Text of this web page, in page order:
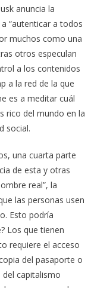
anuncia la
“autenticar a todos
muchos como una
otros especulan
a los contenidos
a la red de la que
es a meditar cuál
rico del mundo en la
social.
una cuarta parte
de esta y otras
real”, la
las personas usen
Esto podría
Los que tienen
requiere el acceso
del pasaporte o
capitalismo